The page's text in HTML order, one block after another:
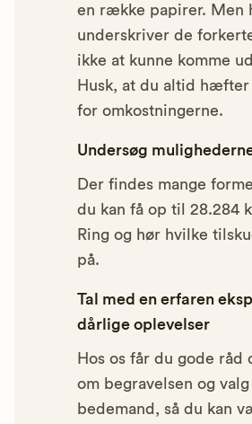
en række papirer. Men
underskriver de
ikke at kunne komme
Husk, at du altid
for omkostningerne.
Undersøg
Der findes mange
du kan få op til 28.284
Ring og hør hvilke
på.
Tal med en erfaren
dårlige oplevelser
Hos os får du gode råd
om begravelsen og
bedemand, så du kan